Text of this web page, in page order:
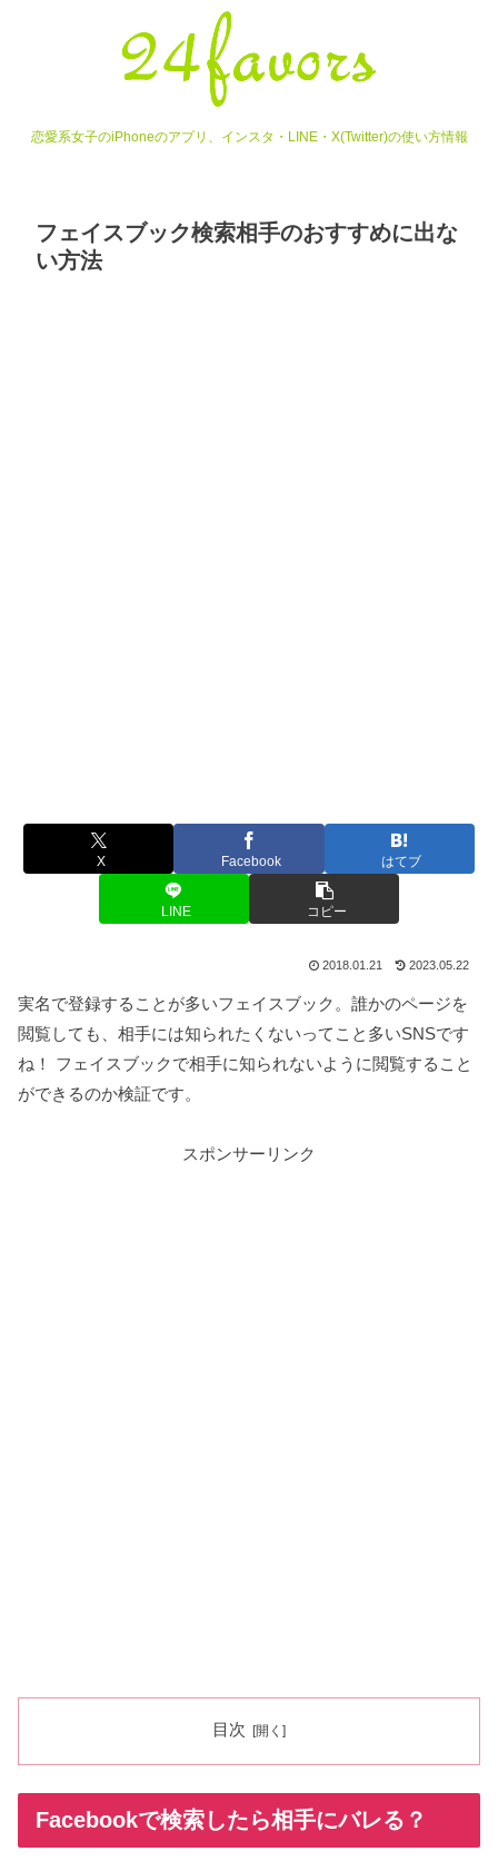
恋愛系女子のiPhoneのアプリ、インスタ・LINE・X(Twitter)の使い方情報
フェイスブック検索相手のおすすめに出な
い方法
X Facebook はてブ
LINE コピー
2018.01.21 2023.05.22
実名で登録することが多いフェイスブック。誰かのページを
閲覧しても、相手には知られたくないってこと多いSNSです
ね！ フェイスブックで相手に知られないように閲覧すること
ができるのか検証です。
スポンサーリンク
目次
Facebookで検索したら相手にバレる？